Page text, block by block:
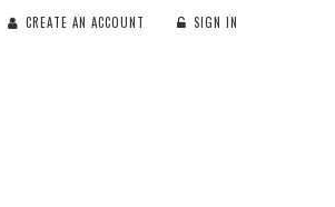
CREATE AN ACCOUNT SIGN IN